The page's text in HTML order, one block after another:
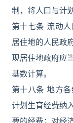
制，将人口与计
第十七条 流动
居住地的人民政
现居住地政府应
基数计算。
第十八条 地方
计划生育经费纳
要的经费；对经